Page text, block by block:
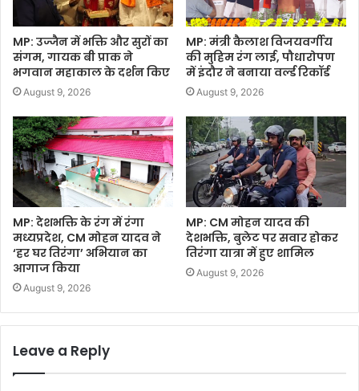
MP: उज्जैन में भक्ति और सुरों का
संगम, गायक बी प्राक ने
भगवान महाकाल के दर्शन किए
August 9, 2026
MP: मंत्री कैलाश विजयवर्गीय
की मुहिम रंग लाई, पौधारोपण
में इंदौर ने बनाया वर्ल्ड रिकॉर्ड
August 9, 2026
MP: देशभक्ति के रंग में रंगा
मध्यप्रदेश, CM मोहन यादव ने
‘हर घर तिरंगा’ अभियान का
आगाज किया
August 9, 2026
MP: CM मोहन यादव की
देशभक्ति, बुलेट पर सवार होकर
तिरंगा यात्रा में हुए शामिल
August 9, 2026
Leave a Reply